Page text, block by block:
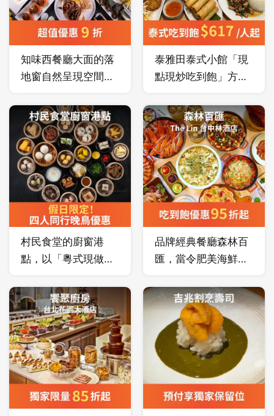
知味西餐廳大面的落
地窗自然呈現空間的
飲元素，創造宜蘭首
家新穎獨步國際的全
西式融合東南亞的
Buffet餐廳，享受餐
檯全區美食料理。
泰雅田泰式小館「現
點現炒吃到飽」方
的朋友可以大快朵
頤！
村民食堂的廚窗港
點，以「粵式現做」
點現做，而非大量預
製與堆疊食材。
品牌經典餐廳森林百
匯，當令肥美海鮮、
菜色、多國特色美
饌、人氣西點蛋糕
等，深獲饕客喜愛。